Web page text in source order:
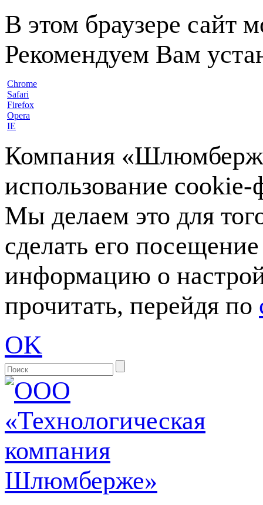
В этом браузере сайт
Рекомендуем Вам
Chrome
Safari
Firefox
Opera
IE
Компания
использование
Мы делаем это для
сделать его
информацию о
прочитать, перейдя по
OK